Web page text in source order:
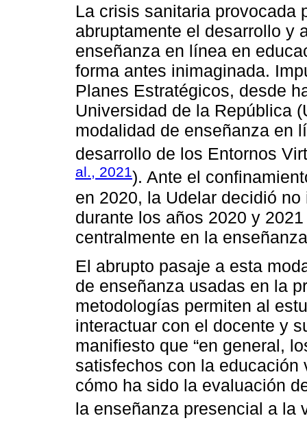
La crisis sanitaria provocada
abruptamente el desarrollo y
enseñanza en línea en
forma antes inimaginada.
Planes Estratégicos, desde
Universidad de la República
modalidad de enseñanza en
desarrollo de los Entornos
al., 2021). Ante el
en 2020, la Udelar decidió
durante los años 2020 y
centralmente en la
El abrupto pasaje a esta
de enseñanza usadas en la
metodologías permiten al
interactuar con el docente y
manifiesto que “en general,
satisfechos con la
cómo ha sido la evaluación
la enseñanza presencial a la